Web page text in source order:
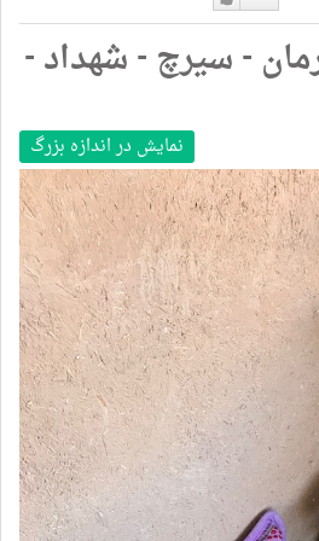
دوست
دارم
- سیرچ - شهداد -
نمایش در اندازه بزرگ